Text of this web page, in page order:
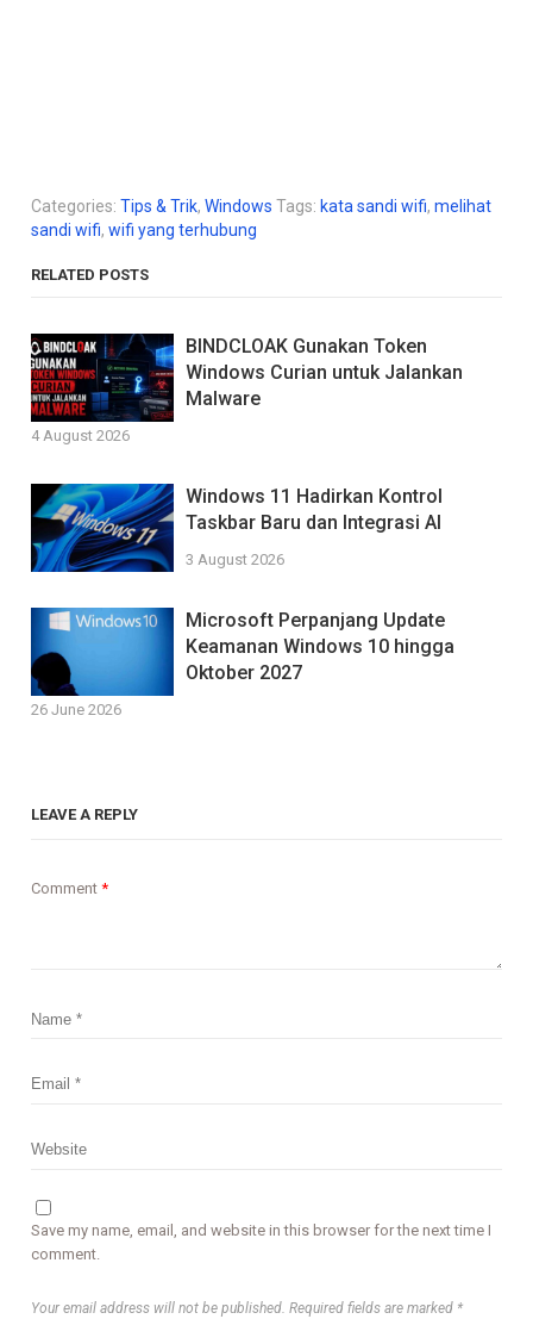
Categories:Tips & Trik,Windows Tags: kata sandi wifi,melihat
sandi wifi,wifi yang terhubung
RELATED POSTS
BINDCLOAK Gunakan Token
Windows Curian untuk Jalankan
Malware
4 August 2026
Windows 11 Hadirkan Kontrol
Taskbar Baru dan Integrasi AI
3 August 2026
Microsoft Perpanjang Update
Keamanan Windows 10 hingga
Oktober 2027
26 June 2026
LEAVE A REPLY
Comment*
Save my name, email, and website in this browser for the next time I
comment.
Your email address will not be published. Required fields are marked *